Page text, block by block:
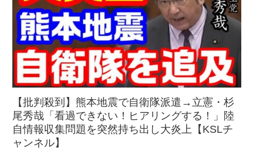
【批判殺到】熊本地震で自衛隊派遣→立憲・杉
尾秀哉「看過できない！ヒアリングする！」陸
自情報収集問題を突然持ち出し大炎上【KSLチ
ャンネル】